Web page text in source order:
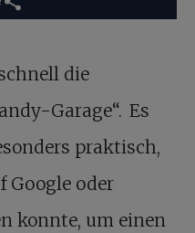
die
Garage“. Es
praktisch,
Google oder
konnte, um einen